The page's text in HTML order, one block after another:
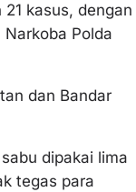
kasus, dengan
Polda
dan Bandar
dipakai lima
tegas para